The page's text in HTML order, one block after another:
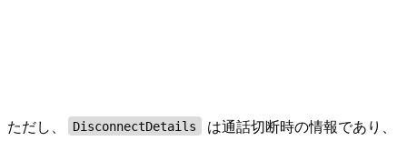
ただし、 DisconnectDetails
は通話切断時の情報であり、